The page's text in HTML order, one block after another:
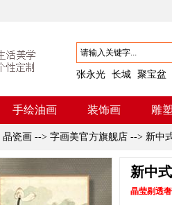
张永光 长城 聚宝盆
手绘油画 装饰画 雕
晶瓷画 --> 字画美官方旗舰店 --> 新中
新中
晶莹剔透